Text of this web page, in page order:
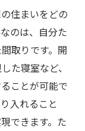
べき秘訣
の住まいを
住まいをどの
のは、自分た
取りです。開
た寝室など、
ことが可能で
入れること
できます。た